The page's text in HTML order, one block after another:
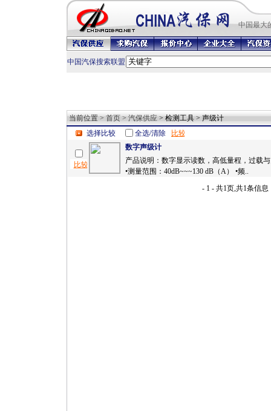
中国最大
中国汽保搜索联盟
当前位置 > 首页 > 汽保供应 > 检测工具 > 声级计
选择比较
全选/清除
数字声级计
产品说明：数字显示读数，高低量程，过载
•测量范围：40dB~~~130 dB（A） •频..
- 1 - 共1页,共1条信息